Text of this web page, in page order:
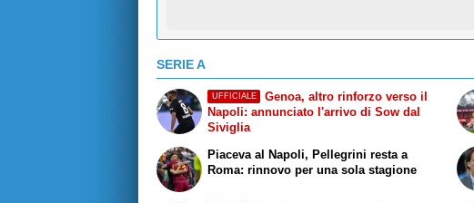
SERIE A
UFFICIALE
Genoa, altro rinforzo verso il
Napoli: annunciato l'arrivo di Sow dal
Siviglia
Piaceva al Napoli, Pellegrini resta a
Roma: rinnovo per una sola stagione